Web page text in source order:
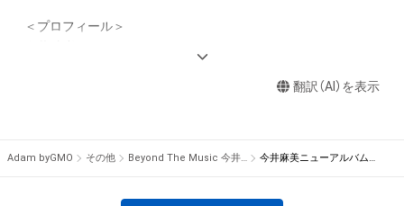
が、これに限定されません。）を行うことはできません。
に反する利用またはその恐れのある利用など、本アイテムの作
成者または第三者のライセンス保有者が不適切であると判断し
＜プロフィール＞
趣味・特技：森林浴、作詞
翻訳（AI）を表示
Adam byGMO その他 Beyond The Music 今井麻美NFTストア 今井麻美ニューアルバム「Balancing Journey」のCDデジタルブックレットNFT（通常盤）